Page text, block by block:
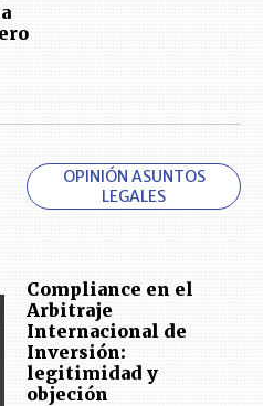
OPINIÓN ASUNTOS
LEGALES
Compliance en el
Arbitraje
Internacional de
Inversión:
legitimidad y
objeción